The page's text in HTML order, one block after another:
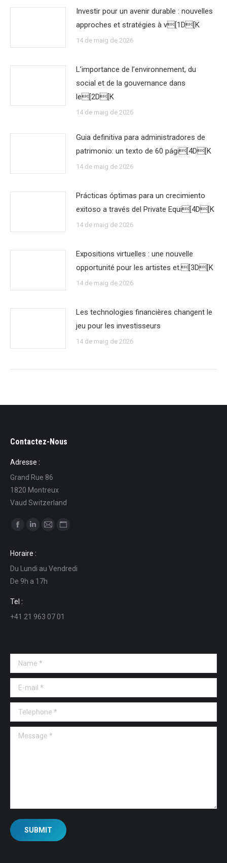
Investir pour un avenir durable : nouvelles
approches et stratégies à v[1D[K
14 de maig de 2026
L’importance de l’environnement, du
social et de la gouvernance dans
le[2D[K
14 de maig de 2026
Guia definitiva para administradores de
patrimonio: un texto de 60 pági[4D[K
14 de maig de 2026
Prácticas óptimas para un crecimiento
exitoso a través del Private Equi[4D[K
14 de maig de 2026
Expositions virtuelles : une nouvelle
opportunité pour les artistes et.[3D[K
14 de maig de 2026
Les technologies financières changent le
jeu pour les investisseurs
14 de maig de 2026
Contactez-Nous
Adresse :
Grand Rue 86
1820 Montreux
Vaud Switzerland
Find us on:
opens
in
new
window
opens
in
new
in
in
Horaire :
Du Lundi au Vendredi
De 9h a 17h
Tel :
+41 21 963 07 01
Name *
E-mail *
Telephone *
Message *
SUBMIT